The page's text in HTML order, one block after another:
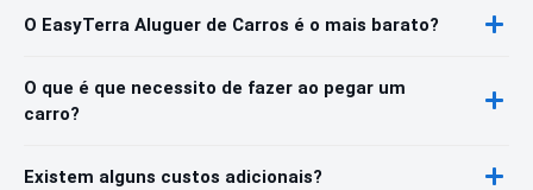
O EasyTerra Aluguer de Carros é o mais barato?
O que é que necessito de fazer ao pegar um
carro?
Existem alguns custos adicionais?